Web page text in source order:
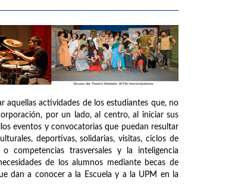
aquellas actividades de los estudiantes que, no
por un lado, al centro, al iniciar sus
eventos y convocatorias que puedan resultar
deportivas, solidarias, visitas, ciclos de
competencias trasversales y la inteligencia
de los alumnos mediante becas de
dan a conocer a la Escuela y a la UPM en la